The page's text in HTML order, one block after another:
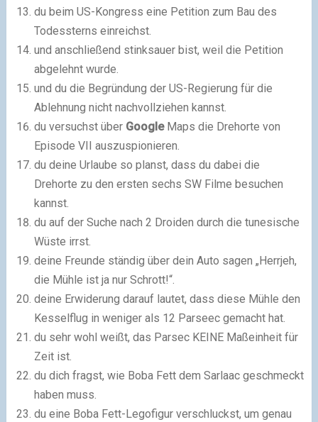
du beim US-Kongress eine Petition zum Bau des
Todessterns einreichst.
und anschließend stinksauer bist, weil die Petition
abgelehnt wurde.
und du die Begründung der US-Regierung für die
Ablehnung nicht nachvollziehen kannst.
du versuchst über GoogleMaps die Drehorte von
Episode VII auszuspionieren.
du deine Urlaube so planst, dass du dabei die
Drehorte zu den ersten sechs SW Filme besuchen
kannst.
du auf der Suche nach 2 Droiden durch die tunesische
Wüste irrst.
deine Freunde ständig über dein Auto sagen „Herrjeh,
die Mühle ist ja nur Schrott!“.
deine Erwiderung darauf lautet, dass diese Mühle den
Kesselflug in weniger als 12 Parseec gemacht hat.
du sehr wohl weißt, das Parsec KEINE Maßeinheit für
Zeit ist.
du dich fragst, wie Boba Fett dem Sarlaac geschmeckt
haben muss.
du eine Boba Fett-Legofigur verschluckst, um genau